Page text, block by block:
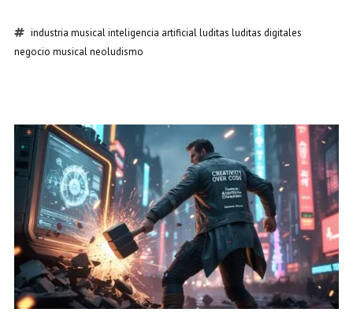
industria musicalinteligencia artificialluditas luditas digitales
negocio musicalneoludismo